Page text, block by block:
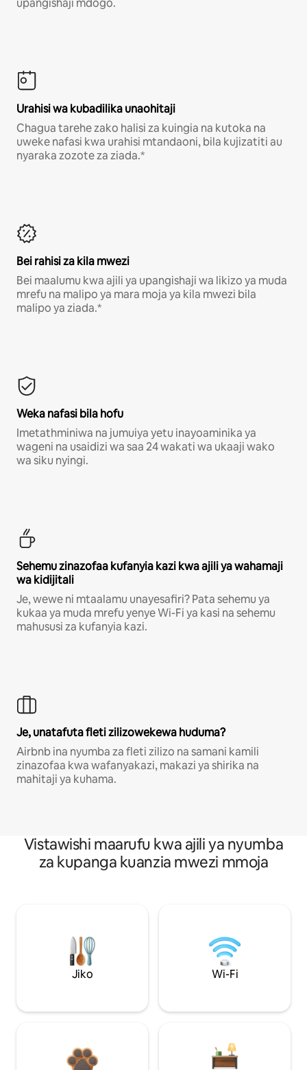
Urahisi wa kubadilika unaohitaji
Chagua tarehe zako halisi za kuingia na kutoka na
uweke nafasi kwa urahisi mtandaoni, bila kujizatiti au
nyaraka zozote za ziada.*
Bei rahisi za kila mwezi
Bei maalumu kwa ajili ya upangishaji wa likizo ya muda
mrefu na malipo ya mara moja ya kila mwezi bila
malipo ya ziada.*
Weka nafasi bila hofu
Imetathminiwa na jumuiya yetu inayoaminika ya
wageni na usaidizi wa saa 24 wakati wa ukaaji wako
wa siku nyingi.
Sehemu zinazofaa kufanyia kazi kwa ajili ya wahamaji
wa kidijitali
Je, wewe ni mtaalamu unayesafiri? Pata sehemu ya
kukaa ya muda mrefu yenye Wi-Fi ya kasi na sehemu
mahususi za kufanyia kazi.
Je, unatafuta fleti zilizowekewa huduma?
Airbnb ina nyumba za fleti zilizo na samani kamili
zinazofaa kwa wafanyakazi, makazi ya shirika na
mahitaji ya kuhama.
Vistawishi maarufu kwa ajili ya nyumba
za kupanga kuanzia mwezi mmoja
Jiko Wi-Fi